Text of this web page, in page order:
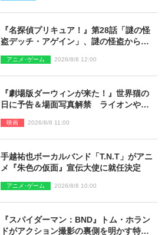
『名探偵プリキュア！』第28話「謎の怪
盗デッチ・アゲイン」、謎の怪盗から不
アニメ･ゲーム 2026/8/8 12:00
『劇場版ダーウィンが来た！』世界猫の
日に予告＆場面写真解禁 ライオンやマ
映画 2026/8/8 11:00
手越祐也ボーカルバンド「T.N.T」がアニ
メ『朱色の仮面』宣伝大使に就任決定
アニメ･ゲーム 2026/8/8 10:00
『スパイダーマン：BND』トム・ホラン
ドがアクション撮影の裏側を明かす特別